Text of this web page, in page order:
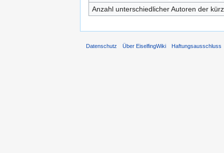
Anzahl unterschiedlicher Autoren der
Datenschutz Über EiselfingWiki Haftungsausschluss